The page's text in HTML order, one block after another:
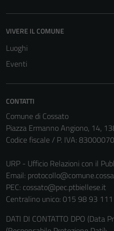
VIVERE IL COMUNE
Luoghi
Eventi
CONTATTI
Comune di Cossato
Piazza Ermanno Angiono, 14,
Codice fiscale / P. IVA:
URP - Ufficio Relazioni con il
Email:
PEC: cossato@pec.ptbiellese.it
Centralino unico: 015 98 93 111
DATI DI CONTATTO DPO (Data